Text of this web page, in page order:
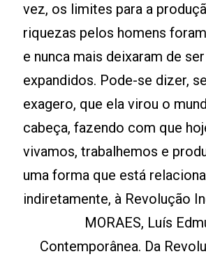
vez, os limites para a
riquezas pelos homens
e nunca mais deixaram de
expandidos. Pode-se dizer,
exagero, que ela virou o
cabeça, fazendo com que
vivamos, trabalhemos e
uma forma que está
indiretamente, à Revolução
MORAES, Luís
Contemporânea. Da